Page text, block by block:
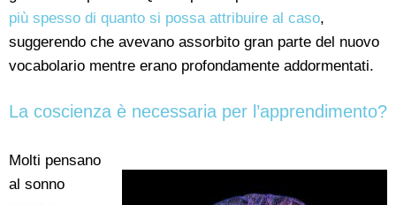
più spesso di quanto si possa attribuire al caso,
suggerendo che avevano assorbito gran parte del nuovo
vocabolario mentre erano profondamente addormentati.
La coscienza è necessaria per l’apprendimento?
Molti pensano
al sonno